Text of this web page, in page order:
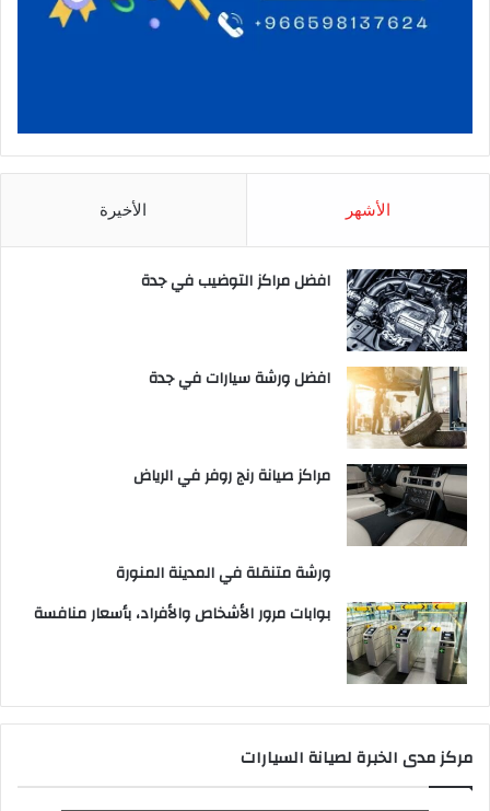
الأشهر الأخيرة
افضل مراكز التوضيب في جدة
افضل ورشة سيارات في جدة
مراكز صيانة رنج روفر في الرياض
ورشة متنقلة في المدينة المنورة
بوابات مرور الأشخاص والأفراد، بأسعار منافسة
مركز مدى الخبرة لصيانة السيارات